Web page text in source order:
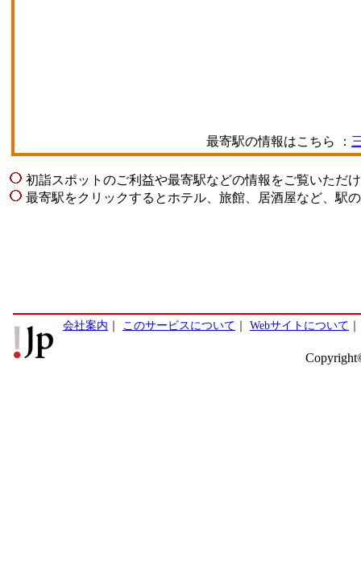
最寄駅の情報はこちら ：
初詣スポットのご利益や最寄駅などの情報をご覧いただ
最寄駅をクリックするとホテル、旅館、居酒屋など、駅
会社案内 このサービスについて Webサイトについて